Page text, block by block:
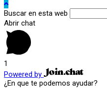
Buscar en esta web
Abrir chat
1
Powered by
¿En que te podemos ayudar?